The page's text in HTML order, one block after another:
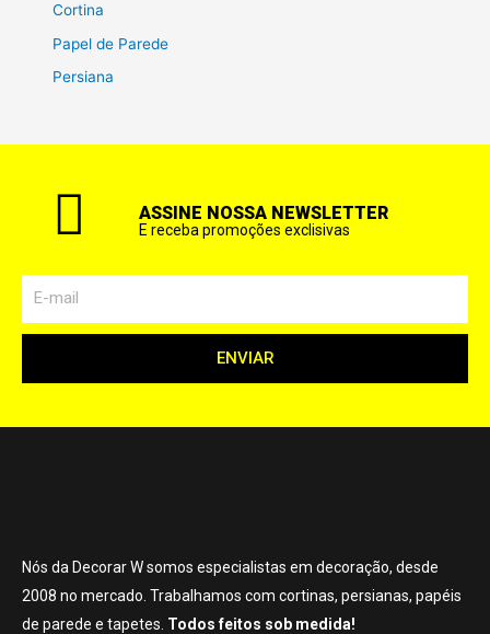
Cortina
Papel de Parede
Persiana
ASSINE NOSSA NEWSLETTER
E receba promoções exclisivas
ENVIAR
Nós da Decorar W somos especialistas em decoração, desde
2008 no mercado. Trabalhamos com cortinas, persianas, papéis
de parede e tapetes. Todos feitos sob medida!